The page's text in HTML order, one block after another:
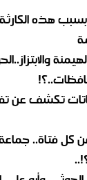
هذه
تكشف
عن كل فتاة..